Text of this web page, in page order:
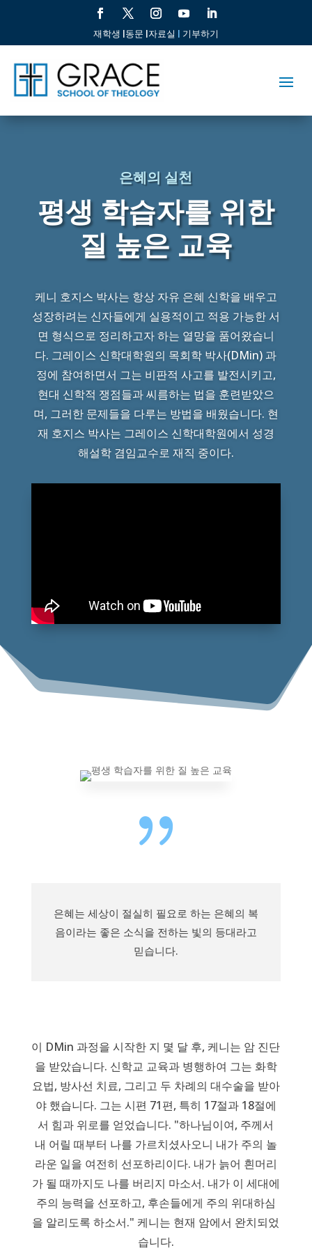
재학생 |동문 |자료실 | 기부하기
은혜의 실천
평생 학습자를 위한
질 높은 교육
케니 호지스 박사는 항상 자유 은혜 신학을 배우고
성장하려는 신자들에게 실용적이고 적용 가능한 서
면 형식으로 정리하고자 하는 열망을 품어왔습니
다. 그레이스 신학대학원의 목회학 박사(DMin) 과
정에 참여하면서 그는 비판적 사고를 발전시키고,
현대 신학적 쟁점들과 씨름하는 법을 훈련받았으
며, 그러한 문제들을 다루는 방법을 배웠습니다. 현
재 호지스 박사는 그레이스 신학대학원에서 성경
해설학 겸임교수로 재직 중이다.
{
은혜는 세상이 절실히 필요로 하는 은혜의 복
음이라는 좋은 소식을 전하는 빛의 등대라고
믿습니다.
이 DMin 과정을 시작한 지 몇 달 후, 케니는 암 진단
을 받았습니다. 신학교 교육과 병행하여 그는 화학
요법, 방사선 치료, 그리고 두 차례의 대수술을 받아
야 했습니다. 그는 시편 71편, 특히 17절과 18절에
서 힘과 위로를 얻었습니다. "하나님이여, 주께서
내 어릴 때부터 나를 가르치셨사오니 내가 주의 놀
라운 일을 여전히 선포하리이다. 내가 늙어 흰머리
가 될 때까지도 나를 버리지 마소서. 내가 이 세대에
주의 능력을 선포하고, 후손들에게 주의 위대하심
을 알리도록 하소서." 케니는 현재 암에서 완치되었
습니다.